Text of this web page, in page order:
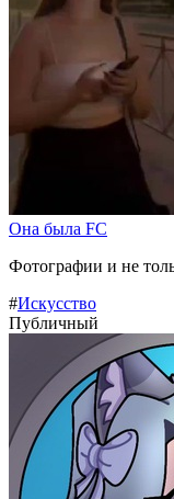
Она была FC
Фотографии и не
#Искусство
Публичный